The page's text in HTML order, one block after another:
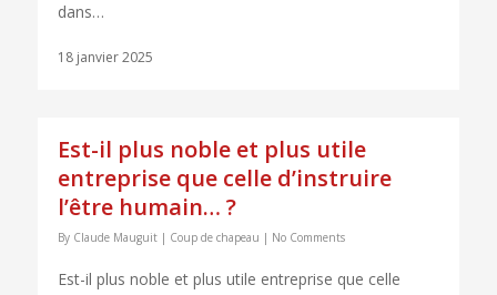
dans…
18 janvier 2025
Est-il plus noble et plus utile
entreprise que celle d’instruire
l’être humain… ?
By Claude Mauguit | Coup de chapeau | No Comments
Est-il plus noble et plus utile entreprise que celle